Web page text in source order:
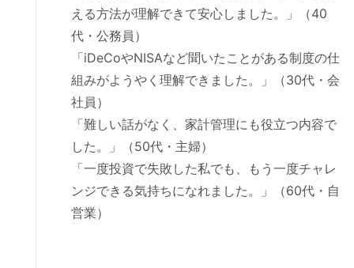
える方法が理解できて安心しました。」（40
代・公務員）
「iDeCoやNISAなど聞いたことがある制度の仕
組みがようやく理解できました。」（30代・会
社員）
「難しい話がなく、家計管理にも役立つ内容で
した。」（50代・主婦）
「一度投資で失敗した私でも、もう一度チャレ
ンジできる気持ちになれました。」（60代・自
営業）